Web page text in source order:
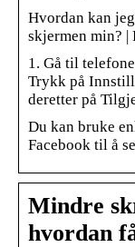
Hvordan kan
skjermen min? |
1. Gå til
Trykk på
deretter på
Du kan bruke
Facebook til å
Mindre
hvordan